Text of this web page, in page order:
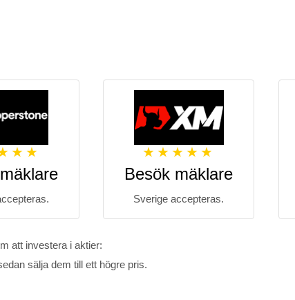
Besök mäklare
Sverige accepteras.
att investera i aktier:
sälja dem till ett högre pris.